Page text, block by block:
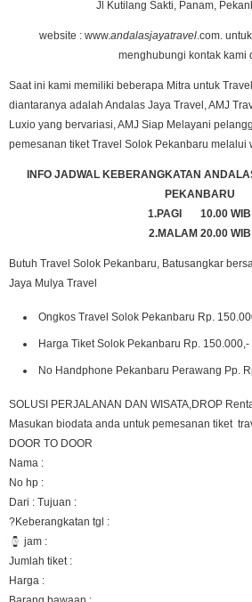
Jl Kutilang Sakti, Panam,
website : www.andalasjayatravel.com.
menghubungi kontak kami
Saat ini kami memiliki beberapa Mitra untuk
diantaranya adalah Andalas Jaya Travel, AMJ
Luxio yang bervariasi, AMJ Siap Melayani
pemesanan tiket Travel Solok Pekanbaru melalui
INFO JADWAL KEBERANGKATAN
PEKANBARU
1.PAGI 10.00 WIB
2.MALAM 20.00 WIB
Butuh Travel Solok Pekanbaru, Batusangkar
Jaya Mulya Travel
Ongkos Travel Solok Pekanbaru Rp.
Harga Tiket Solok Pekanbaru Rp. 150.000,-
No Handphone Pekanbaru Perawang Pp.
SOLUSI PERJALANAN DAN WISATA,DROP
Masukan biodata anda untuk pemesanan tiket
DOOR TO DOOR
Nama :
No hp :
Dari : Tujuan :
?Keberangkatan tgl :
jam :
Jumlah tiket :
Harga :